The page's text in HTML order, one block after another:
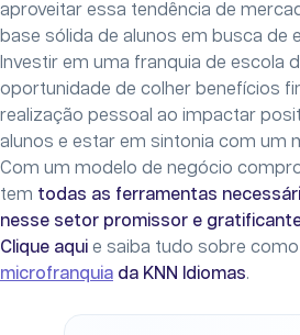
aproveitar essa tendência de
base sólida de alunos em busca de
Investir em uma franquia de escola
oportunidade de colher benefícios
realização pessoal ao impactar
alunos e estar em sintonia com um
Com um modelo de negócio
tem todas as ferramentas
nesse setor promissor e
Clique aqui e saiba tudo sobre
microfranquia da KNN Idiomas.